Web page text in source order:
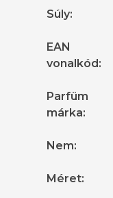
Súly:
EAN
vonalkód :
Parfüm
márka:
Nem:
Méret: